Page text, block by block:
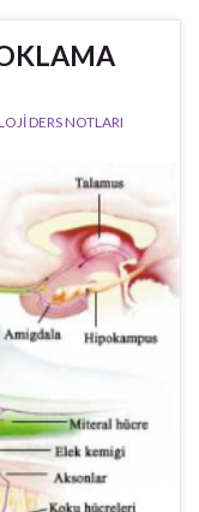
DERS NOTLARI